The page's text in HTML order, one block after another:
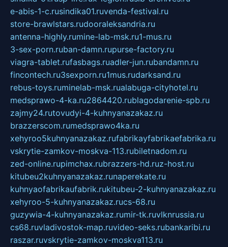
e-abis-1-c.rusindika01.ruvenda-festival.ru
store-brawlstars.rudooraleksandria.ru
antenna-highly.rumine-lab-msk.ru1-mus.ru
3-sex-porn.ruban-damn.rupurse-factory.ru
viagra-tablet.rufasbags.ruadler-jun.rubandamn.ru
fincontech.ru3sexporn.ru1mus.rudarksand.ru
rebus-toys.ruminelab-msk.rualabuga-cityhotel.ru
medsprawo-4-ka.ru2864420.rublagodarenie-spb.ru
zajmy24.rutovudyi-4-kuhnyanazakaz.ru
brazzerscom.rumedsprawo4ka.ru
xehyroo5kuhnyanazakaz.rufabrikayfabrikaefabrika.ru
vskrytie-zamkov-moskva-113.rubiletnadom.ru
zed-online.rupimchax.rubrazzers-hd.ruz-host.ru
kitubeu2kuhnyanazakaz.runaperekate.ru
kuhnyaofabrikaufabrik.rukitubeu-2-kuhnyanazakaz.ru
xehyroo-5-kuhnyanazakaz.rucs-68.ru
guzywia-4-kuhnyanazakaz.rumir-tk.ruvlknrussia.ru
cs68.ruvladivostok-map.ruvideo-seks.rubankaribi.ru
raszar.ruvskrytie-zamkov-moskva113.ru